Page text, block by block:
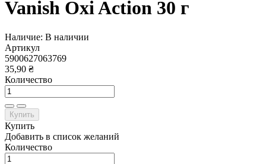
Vanish Oxi Action 30 г
Наличие: В наличии
Артикул
5900627063769
35,90 ₴
Количество
Купить
Купить
Добавить в список желаний
Количество